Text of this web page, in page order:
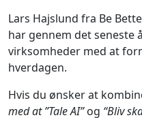
Lars Hajslund fra Be
har gennem det seneste
virksomheder med at
hverdagen.
Hvis du ønsker at
med at ”Tale AI”og “Bliv